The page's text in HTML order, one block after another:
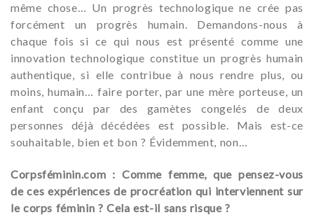
même chose… Un progrès technologique ne crée pas
forcément un progrès humain. Demandons-nous à
chaque fois si ce qui nous est présenté comme une
innovation technologique constitue un progrès humain
authentique, si elle contribue à nous rendre plus, ou
moins, humain… faire porter, par une mère porteuse, un
enfant conçu par des gamètes congelés de deux
personnes déjà décédées est possible. Mais est-ce
souhaitable, bien et bon ? Évidemment, non…
Corpsféminin.com : Comme femme, que pensez-vous
de ces expériences de procréation qui interviennent sur
le corps féminin ? Cela est-il sans risque ?